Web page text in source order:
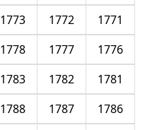
1771
1772
1773
1776
1777
1778
1781
1782
1783
1786
1787
1788